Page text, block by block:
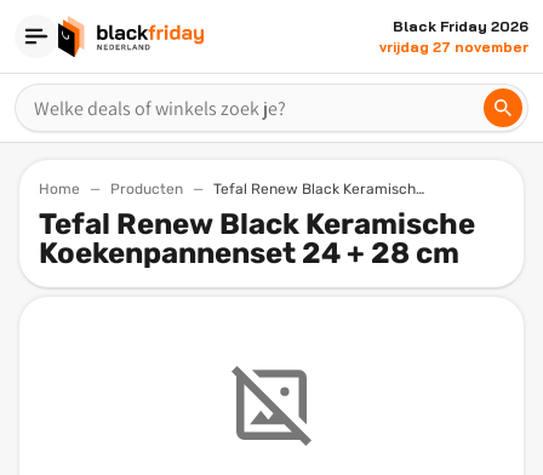
Black Friday 2026
vrijdag 27 november
Home Producten Tefal Renew Black Keramische Koekenpannenset 24 28 Cm
Tefal Renew Black Keramische
Koekenpannenset 24 + 28 cm